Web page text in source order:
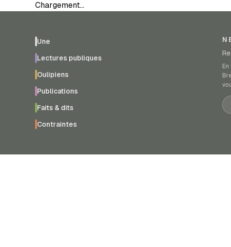
Chargement…
Une
Lectures publiques
Oulipiens
Publications
Faits & dits
Contraintes